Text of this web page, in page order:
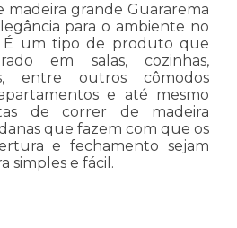
grande Guararema
para o ambiente no
É um tipo de produto que
em salas, cozinhas,
entre outros cômodos
e até mesmo
de correr de madeira
que fazem com que os
e fechamento sejam
simples e fácil.